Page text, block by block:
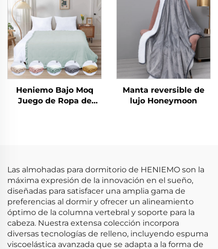
Cubrecamas con
Textura Arrugada
Dormitorio
Heniemo Bajo Moq
Juego de Ropa de
Manta reversible de
lujo Honeymoon
Las almohadas para dormitorio de HENIEMO son la
máxima expresión de la innovación en el sueño,
diseñadas para satisfacer una amplia gama de
preferencias al dormir y ofrecer un alineamiento
óptimo de la columna vertebral y soporte para la
cabeza. Nuestra extensa colección incorpora
diversas tecnologías de relleno, incluyendo espuma
viscoelástica avanzada que se adapta a la forma de